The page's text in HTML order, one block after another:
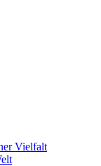
Vielfalt